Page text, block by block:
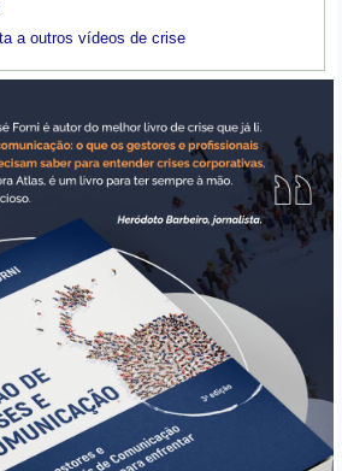
a outros vídeos de crise